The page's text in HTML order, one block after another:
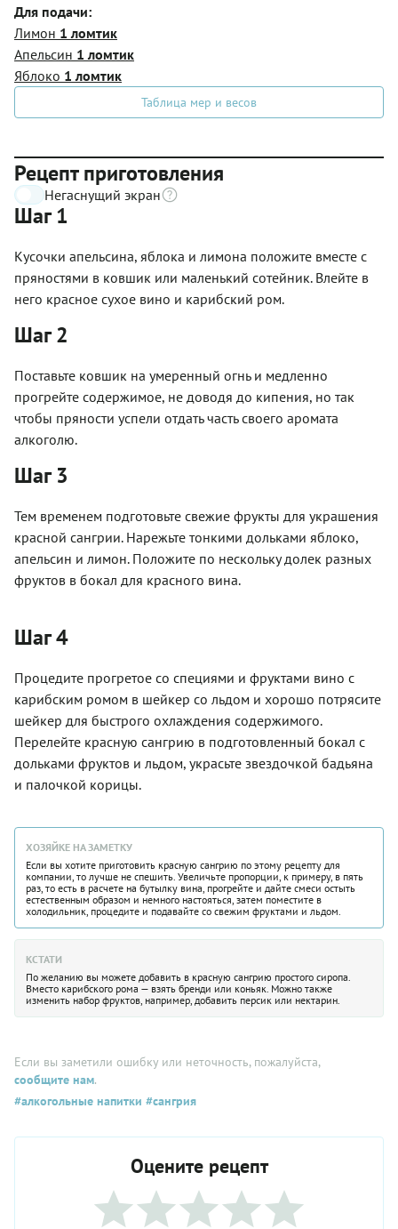
Для подачи:
Лимон 1 ломтик
Апельсин 1 ломтик
Яблоко 1 ломтик
Таблица мер и весов
Рецепт приготовления
Негаснущий экран
Шаг 1
Кусочки апельсина, яблока и лимона положите вместе с
пряностями в ковшик или маленький сотейник. Влейте в
него красное сухое вино и карибский ром.
Шаг 2
Поставьте ковшик на умеренный огнь и медленно
прогрейте содержимое, не доводя до кипения, но так
чтобы пряности успели отдать часть своего аромата
алкоголю.
Шаг 3
Тем временем подготовьте свежие фрукты для украшения
красной сангрии. Нарежьте тонкими дольками яблоко,
апельсин и лимон. Положите по нескольку долек разных
фруктов в бокал для красного вина.
Шаг 4
Процедите прогретое со специями и фруктами вино с
карибским ромом в шейкер со льдом и хорошо потрясите
шейкер для быстрого охлаждения содержимого.
Перелейте красную сангрию в подготовленный бокал с
дольками фруктов и льдом, украсьте звездочкой бадьяна
и палочкой корицы.
ХОЗЯЙКЕ НА ЗАМЕТКУ
Если вы хотите приготовить красную сангрию по этому рецепту для
компании, то лучше не спешить. Увеличьте пропорции, к примеру, в пять
раз, то есть в расчете на бутылку вина, прогрейте и дайте смеси остыть
естественным образом и немного настояться, затем поместите в
холодильник, процедите и подавайте со свежим фруктами и льдом.
КСТАТИ
По желанию вы можете добавить в красную сангрию простого сиропа.
Вместо карибского рома — взять бренди или коньяк. Можно также
изменить набор фруктов, например, добавить персик или нектарин.
Если вы заметили ошибку или неточность, пожалуйста,
сообщите нам.
#алкогольные напитки #сангрия
Оцените рецепт